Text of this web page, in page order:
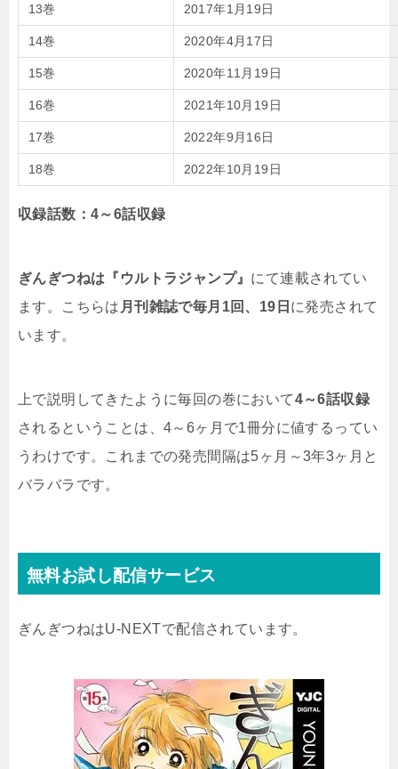
13巻 2017年1月19日
14巻 2020年4月17日
15巻 2020年11月19日
16巻 2021年10月19日
17巻 2022年9月16日
18巻 2022年10月19日
収録話数：4～6話収録
ぎんぎつねは『ウルトラジャンプ』 にて連載されてい
ます。こちらは 月刊雑誌で毎月1回、19日 に発売されて
います。
上で説明してきたように毎回の巻において4～6話収録
されるということは、4～6ヶ月で1冊分に値するってい
うわけです。これまでの発売間隔は5ヶ月～3年3ヶ月と
バラバラです。
無料お試し配信サービス
ぎんぎつねはU-NEXTで配信されています。